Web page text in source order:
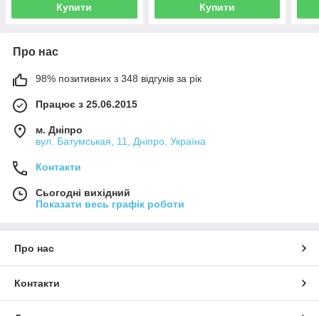
Купити Купити
Про нас
98% позитивних з 348 відгуків за рік
Працює з 25.06.2015
м. Дніпро
вул. Батумськая, 11, Дніпро, Україна
Контакти
Сьогодні вихідний
Показати весь графік роботи
Про нас
Контакти